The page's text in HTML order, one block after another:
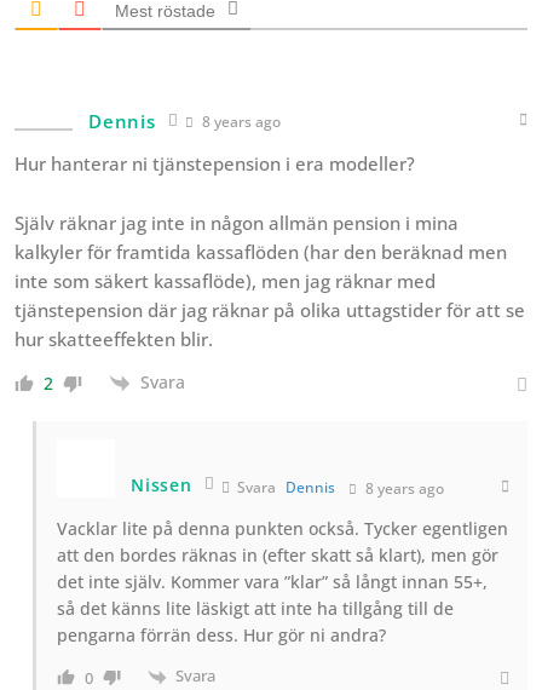
r
)
Mest röstade
Dennis 8 years ago
Hur hanterar ni tjänstepension i era modeller?
Själv räknar jag inte in någon allmän pension i mina
kalkyler för framtida kassaflöden (har den beräknad men
inte som säkert kassaflöde), men jag räknar med
tjänstepension där jag räknar på olika uttagstider för att se
hur skatteeffekten blir.
2 Svara
Nissen Svara Dennis 8 years ago
Vacklar lite på denna punkten också. Tycker egentligen
att den bordes räknas in (efter skatt så klart), men gör
det inte själv. Kommer vara ”klar” så långt innan 55+,
så det känns lite läskigt att inte ha tillgång till de
pengarna förrän dess. Hur gör ni andra?
0 Svara